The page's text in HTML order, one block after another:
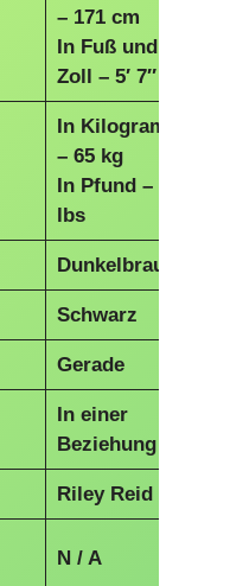
– 171 cm
In Fuß und
Zoll – 5′ 7″
In Kilogramm
– 65 kg
In Pfund – 143
lbs
Dunkelbraun
Schwarz
Gerade
In einer
Beziehung
Riley Reid
N / A